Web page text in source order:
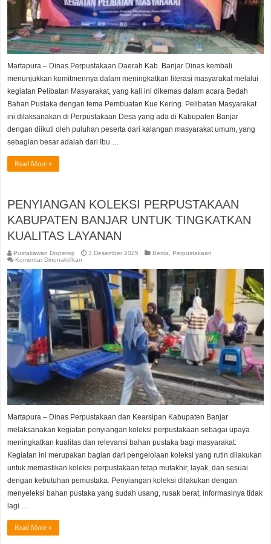
Martapura – Dinas Perpustakaan Daerah Kab. Banjar Dinas kembali
menunjukkan komitmennya dalam meningkatkan literasi masyarakat melalui
kegiatan Pelibatan Masyarakat, yang kali ini dikemas dalam acara Bedah
Bahan Pustaka dengan tema Pembuatan Kue Kering. Pelibatan Masyarakat
ini dilaksanakan di Perpustakaan Desa yang ada di Kabupaten Banjar
dengan diikuti oleh puluhan peserta dari kalangan masyarakat umum, yang
sebagian besar adalah dari Ibu …
Read More »
PENYIANGAN KOLEKSI PERPUSTAKAAN
KABUPATEN BANJAR UNTUK TINGKATKAN
KUALITAS LAYANAN
Pustakawan Dispersip 3 Desember 2025 Berita
Perpustakaan
Komentar Dinonaktifkan
KOLEKSI
PERPUSTAKAAN
KABUPATEN
BANJAR
UNTUK
TINGKATKAN
KUALITAS
Martapura – Dinas Perpustakaan dan Kearsipan Kabupaten Banjar
melaksanakan kegiatan penyiangan koleksi perpustakaan sebagai upaya
meningkatkan kualitas dan relevansi bahan pustaka bagi masyarakat.
Kegiatan ini merupakan bagian dari pengelolaan koleksi yang rutin dilakukan
untuk memastikan koleksi perpustakaan tetap mutakhir, layak, dan sesuai
dengan kebutuhan pemustaka. Penyiangan koleksi dilakukan dengan
menyeleksi bahan pustaka yang sudah usang, rusak berat, informasinya tidak
lagi …
Read More »